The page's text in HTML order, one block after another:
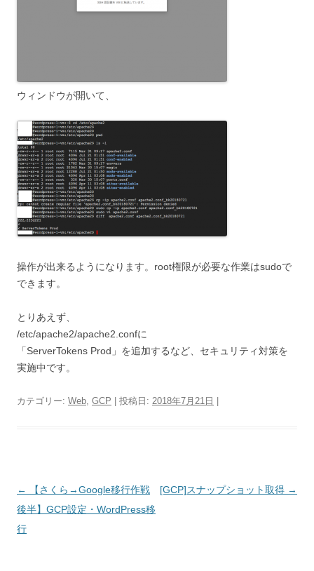
ウィンドウが開いて、
操作が出来るようになります。root権限が必要な作業はsudoで
できます。
とりあえず、
/etc/apache2/apache2.confに
「ServerTokens Prod」を追加するなど、セキュリティ対策を
実施中です。
カテゴリー: Web GCP | 投稿日: 2018年7月21日 |
投
稿
ナ
←
【さくら→Google移行作戦
後半】GCP設定・WordPress移
行
[GCP]スナップショット取得 →